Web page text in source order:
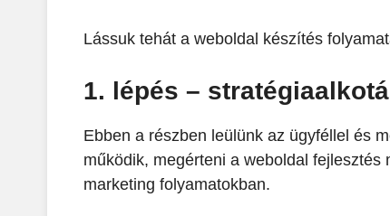
Lássuk tehát a weboldal készítés
1. lépés –
Ebben a részben leülünk az ügyféllel és
működik, megérteni a weboldal
marketing folyamatokban.